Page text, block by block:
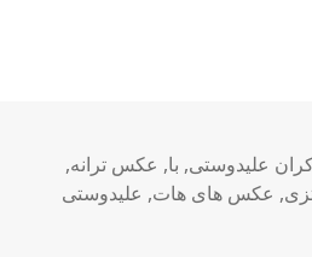
علیدوستی, با, عکس ترانه,
, عکس های هات, علیدوستی